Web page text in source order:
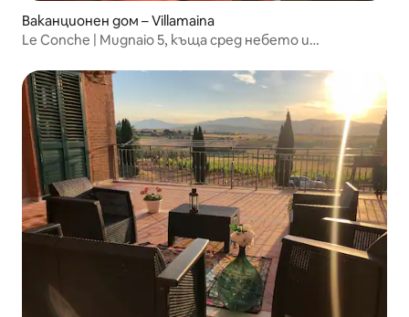
Ваканционен дом – Villamaina
Le Conche | Mugnaio 5, къща сред небето и